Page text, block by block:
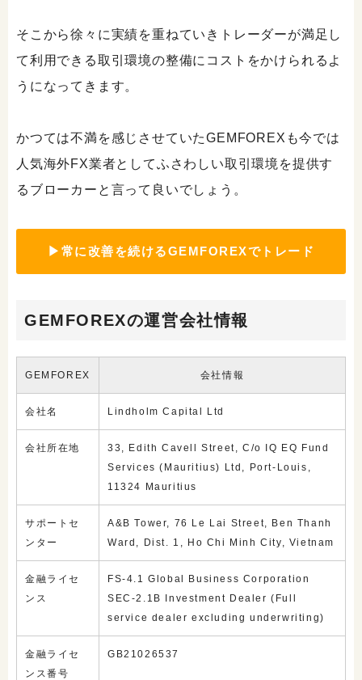
そこから徐々に実績を重ねていきトレーダーが満足し
て利用できる取引環境の整備にコストをかけられるよ
うになってきます。
かつては不満を感じさせていたGEMFOREXも今では
人気海外FX業者としてふさわしい取引環境を提供す
るブローカーと言って良いでしょう。
▶常に改善を続けるGEMFOREXでトレード
GEMFOREXの運営会社情報
GEMFOREX 会社情報
会社名 Lindholm Capital Ltd
会社所在地
33, Edith Cavell Street, C/o IQ EQ Fund
Services (Mauritius) Ltd, Port-Louis,
11324 Mauritius
サポートセ
ンター
A&B Tower, 76 Le Lai Street, Ben Thanh
Ward, Dist. 1, Ho Chi Minh City, Vietnam
金融ライセ
ンス
FS-4.1 Global Business Corporation
SEC-2.1B Investment Dealer (Full
service dealer excluding underwriting)
金融ライセ
ンス番号
GB21026537